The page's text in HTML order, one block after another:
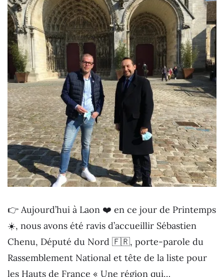
👉 Aujourd’hui à Laon ❤️ en ce jour de Printemps
☀️, nous avons été ravis d’accueillir Sébastien
Chenu, Député du Nord 🇫🇷, porte-parole du
Rassemblement National et tête de la liste pour
les Hauts de France « Une région qui…